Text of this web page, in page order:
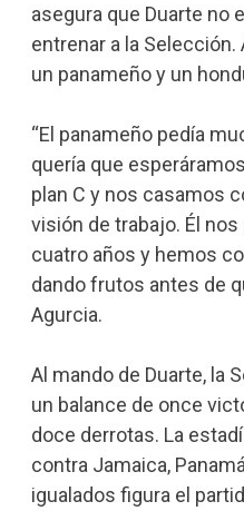
asegura que Duarte no
entrenar a la
un panameño y un
“El panameño pedía
quería que
plan C y nos casamos
visión de trabajo. Él
cuatro años y hemos
dando frutos antes de
Agurcia.
Al mando de Duarte, la
un balance de once
doce derrotas. La
contra Jamaica,
igualados figura el